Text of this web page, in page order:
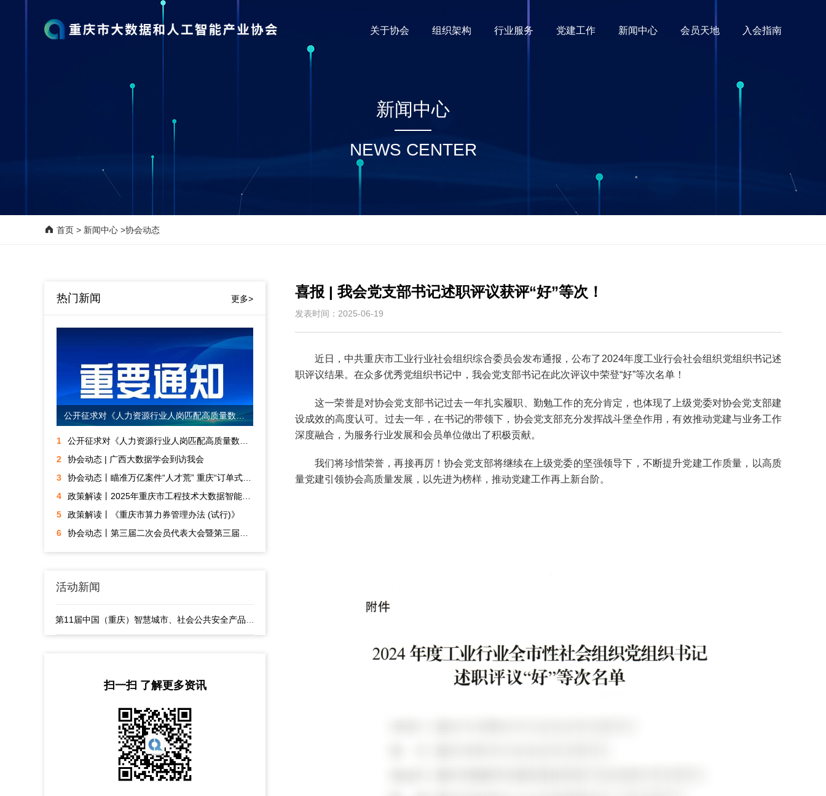
关于协会 组织架构 行业服务 党建工作 新闻中心 会员天地 入会指南
新闻中心
NEWS CENTER
首页 > 新闻中心 >协会动态
热门新闻 更多>
1
2
协会动态 | 广西大数据学会到访我会
3
4
5
政策解读丨《重庆市算力券管理办法 (试行)》
6
活动新闻
扫一扫 了解更多资讯
喜报 | 我会党支部书记述职评议获评“好”等次！
发表时间：2025-06-19
近日，中共重庆市工业行业社会组织综合委员会发布通报，公布了2024年度工业行会社会组织党组织书记述
职评议结果。在众多优秀党组织书记中，我会党支部书记在此次评议中荣登“好”等次名单！
这一荣誉是对协会党支部书记过去一年扎实履职、勤勉工作的充分肯定，也体现了上级党委对协会党支部建
设成效的高度认可。过去一年，在书记的带领下，协会党支部充分发挥战斗堡垒作用，有效推动党建与业务工作
深度融合，为服务行业发展和会员单位做出了积极贡献。
我们将珍惜荣誉，再接再厉！协会党支部将继续在上级党委的坚强领导下，不断提升党建工作质量，以高质
量党建引领协会高质量发展，以先进为榜样，推动党建工作再上新台阶。